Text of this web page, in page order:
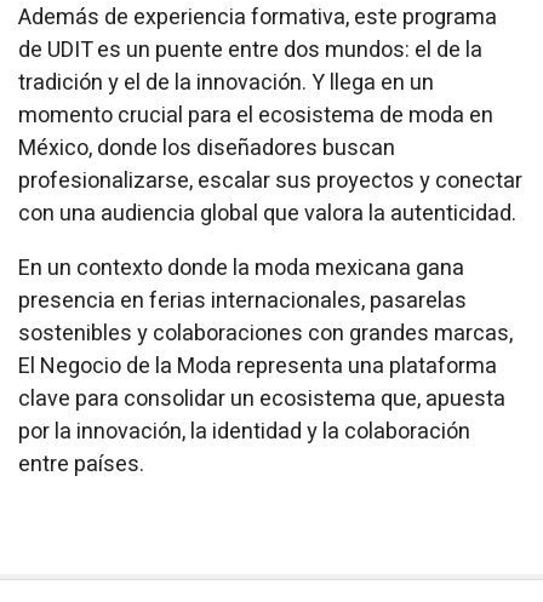
Además de experiencia formativa, este programa
de UDIT es un puente entre dos mundos: el de la
tradición y el de la innovación. Y llega en un
momento crucial para el ecosistema de moda en
México, donde los diseñadores buscan
profesionalizarse, escalar sus proyectos y conectar
con una audiencia global que valora la autenticidad.
En un contexto donde la moda mexicana gana
presencia en ferias internacionales, pasarelas
sostenibles y colaboraciones con grandes marcas,
El Negocio de la Moda representa una plataforma
clave para consolidar un ecosistema que, apuesta
por la innovación, la identidad y la colaboración
entre países.